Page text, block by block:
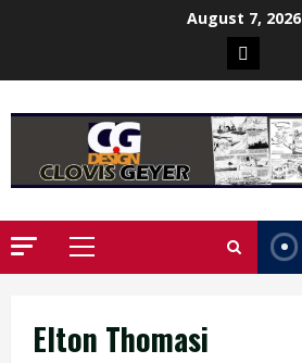
August 7, 2026
Poster
da
Ilha
Primary
Elton Thomasi